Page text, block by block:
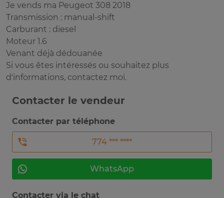
Je vends ma Peugeot 308 2018
Transmission : manual-shift
Carburant : diesel
Moteur 1.6
Venant déjà dédouanée
Si vous êtes intéressés ou souhaitez plus
d'informations, contactez moi.
Contacter le vendeur
Contacter par téléphone
774 *** ****
WhatsApp
Contacter via le chat